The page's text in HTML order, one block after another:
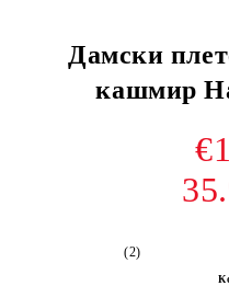
Дамски
кашмир
(2)